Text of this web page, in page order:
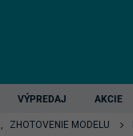
VÝPREDAJ AKCIE
, ZHOTOVENIE MODELU